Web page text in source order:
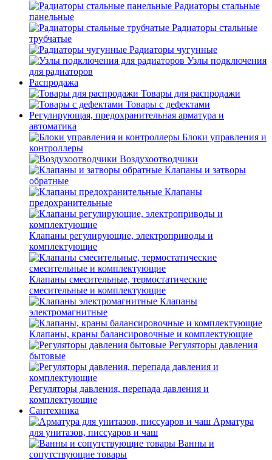
Радиаторы стальные
панельные
Радиаторы стальные
трубчатые
Радиаторы чугунные
Узлы подключения
для радиаторов
Распродажа
Товары для распродажи
Товары с дефектами
Регулирующая, предохранительная арматура и
автоматика
Блоки управления и
контроллеры
Воздухоотводчики
Клапаны и затворы
обратные
Клапаны
предохранительные
Клапаны регулирующие, электроприводы и
комплектующие
Клапаны смесительные, термостатические
смесительные и комплектующие
Клапаны
электромагнитные
Клапаны, краны балансировочные и комплектующие
Регуляторы давления
бытовые
Регуляторы давления, перепада давления и
комплектующие
Сантехника
Арматура
для унитазов, писсуаров и чаш
Ванны и
сопутствующие товары